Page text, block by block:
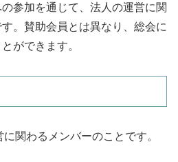
参加を通じて、法人の運営に関
。賛助会員とは異なり、総会に
ができます。
関わるメンバーのことです。